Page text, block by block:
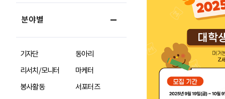
분야별
기자단
동아리
리서치/모니터
마케터
봉사활동
서포터즈